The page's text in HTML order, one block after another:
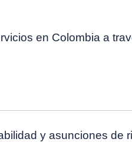
en Colombia a
y asunciones de